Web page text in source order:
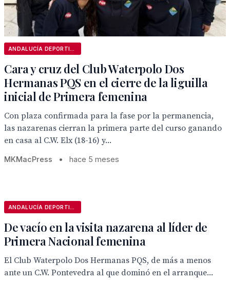
Cara y cruz del Club Waterpolo Dos
Hermanas PQS en el cierre de la liguilla
inicial de Primera femenina
Con plaza confirmada para la fase por la permanencia,
las nazarenas cierran la primera parte del curso ganando
en casa al C.W. Elx (18-16) y...
MKMacPress • hace 5 meses
De vacío en la visita nazarena al líder de
Primera Nacional femenina
El Club Waterpolo Dos Hermanas PQS, de más a menos
ante un C.W. Pontevedra al que dominó en el arranque...